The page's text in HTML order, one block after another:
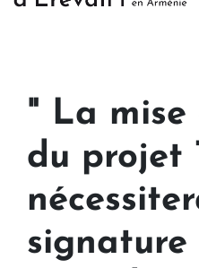
" La
du projet
signature